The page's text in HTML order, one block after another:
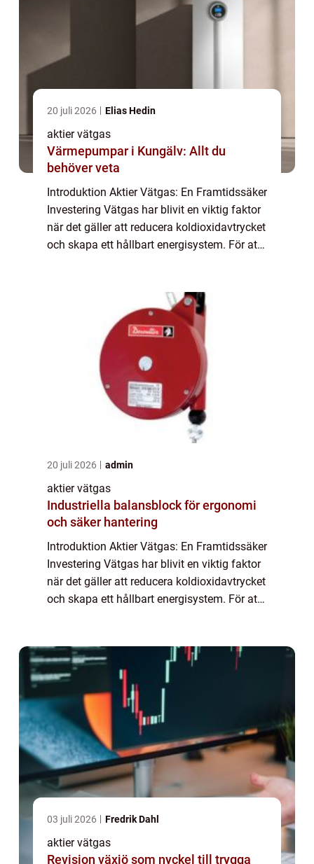
20 juli 2026 Elias Hedin
aktier vätgas
Värmepumpar i Kungälv: Allt du
behöver veta
Introduktion Aktier Vätgas: En Framtidssäker
Investering Vätgas har blivit en viktig faktor
när det gäller att reducera koldioxidavtrycket
och skapa ett hållbart energisystem. För att
20 juli 2026 admin
aktier vätgas
Industriella balansblock för ergonomi
och säker hantering
Introduktion Aktier Vätgas: En Framtidssäker
Investering Vätgas har blivit en viktig faktor
när det gäller att reducera koldioxidavtrycket
och skapa ett hållbart energisystem. För att
03 juli 2026 Fredrik Dahl
aktier vätgas
Revision växjö som nyckel till trygga